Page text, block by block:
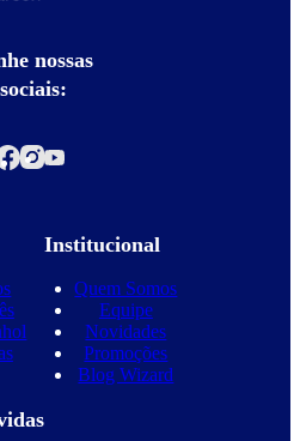
nossas
Institucional
Quem Somos
Equipe
Novidades
Promoções
Blog Wizard